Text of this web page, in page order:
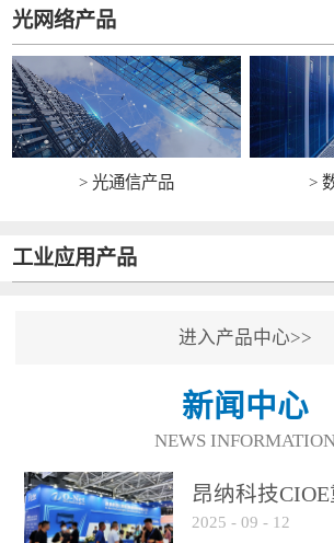
光网络产品
> 光通信产品 >
工业应用产品
进入产品中心>>
新闻中心
NEWS
昂纳科技
光通信创新引
2025 - 09 - 12